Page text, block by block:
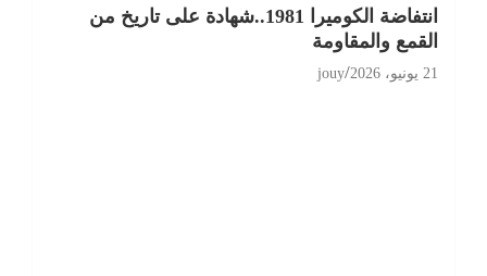
انتفاضة الكوميرا 1981..شهادة على تاريخ من
القمع والمقاومة
21 يونيو، 2026 jouy